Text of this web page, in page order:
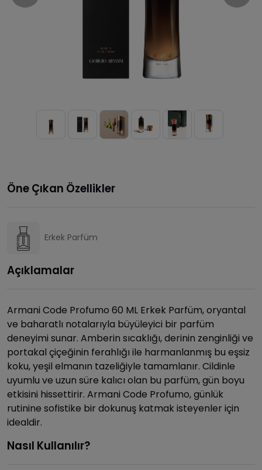
Öne Çıkan Özellikler
Erkek Parfüm
Açıklamalar
Armani Code Profumo 60 ML Erkek Parfüm, oryantal
ve baharatlı notalarıyla büyüleyici bir parfüm
deneyimi sunar. Amberin sıcaklığı, derinin zenginliği ve
portakal çiçeğinin ferahlığı ile harmanlanmış bu eşsiz
koku, yeşil elmanın tazeliğiyle tamamlanır. Cildinle
uyumlu ve uzun süre kalıcı olan bu parfüm, gün boyu
etkisini hissettirir. Armani Code Profumo, günlük
rutinine sofistike bir dokunuş katmak isteyenler için
idealdir.
Nasıl Kullanılır?